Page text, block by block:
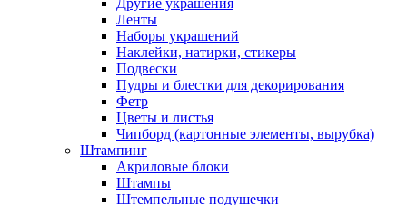
Ленты
Наборы украшений
Наклейки, натирки, стикеры
Подвески
Пудры и блестки для декорирования
Фетр
Цветы и листья
Чипборд (картонные элементы, вырубка)
Штампинг
Акриловые блоки
Штампы
Штемпельные подушечки